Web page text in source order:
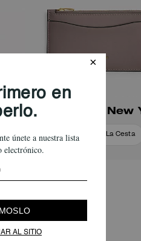
Tarjetero Esencial Con Acolchado Acojinado
Añadir A La Cesta